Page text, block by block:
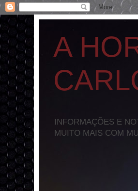
A
INFORMAÇÕES E
MUITO MAIS COM